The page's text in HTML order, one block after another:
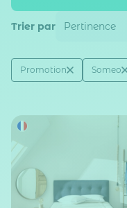
Trier par
Active filtering
Réduction
Promotion Marque
Someo